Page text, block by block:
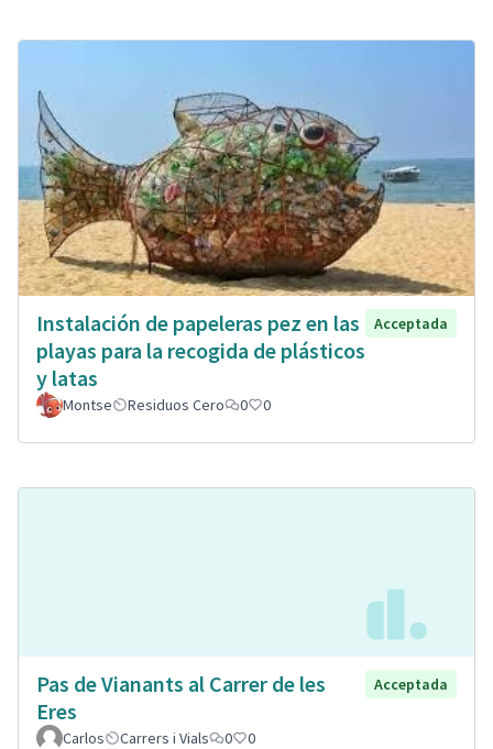
Instalación de papeleras pez en las
playas para la recogida de plásticos
y latas
Acceptada
Montse Residuos Cero 0 0
Pas de Vianants al Carrer de les
Eres
Acceptada
Carlos Carrers i Vials 0 0